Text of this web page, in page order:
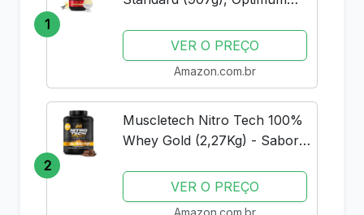
1
VER O PREÇO
Amazon.com.br
2
Muscletech Nitro Tech 100%
Whey Gold (2,27Kg) - Sabor
Muscle TechVER O PREÇO